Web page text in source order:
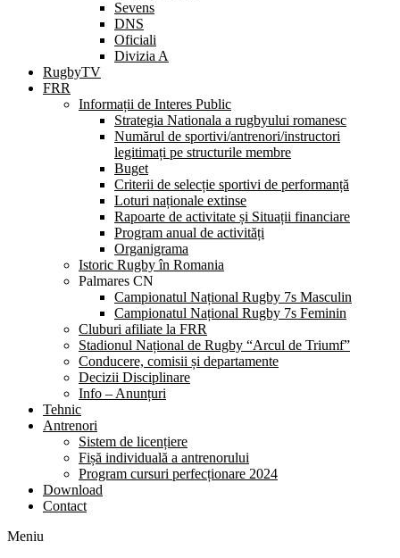
Sevens
DNS
Oficiali
Divizia A
RugbyTV
FRR
Informații de Interes Public
Strategia Nationala a rugbyului romanesc
Numărul de sportivi/antrenori/instructori
legitimați pe structurile membre
Buget
Criterii de selecție sportivi de performanță
Loturi naționale extinse
Rapoarte de activitate și Situații financiare
Program anual de activități
Organigrama
Istoric Rugby în Romania
Palmares CN
Campionatul Național Rugby 7s Masculin
Campionatul Național Rugby 7s Feminin
Cluburi afiliate la FRR
Stadionul Național de Rugby “Arcul de Triumf”
Conducere, comisii și departamente
Decizii Disciplinare
Info – Anunțuri
Tehnic
Antrenori
Sistem de licențiere
Fișă individuală a antrenorului
Program cursuri perfecționare 2024
Download
Contact
Meniu